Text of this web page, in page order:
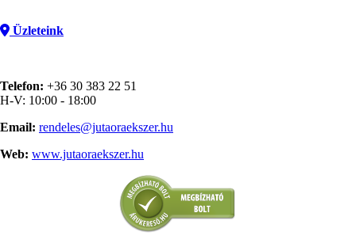
Üzleteink
Telefon: +36 30 383 22 51
H-V: 10:00 - 18:00
Email: rendeles@jutaoraekszer.hu
Web: www.jutaoraekszer.hu